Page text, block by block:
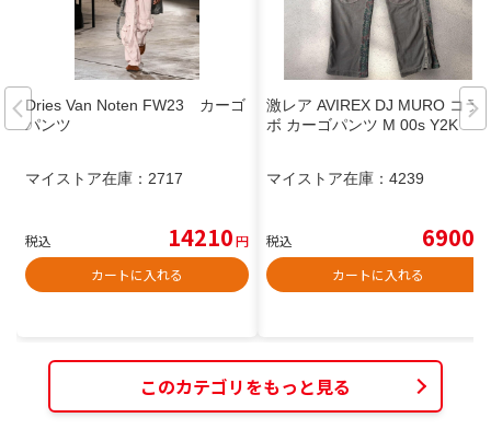
Dries Van Noten FW23 カーゴ
パンツ
マイストア在庫： 2717
税込 14210円
カートに入れる
激レア AVIREX DJ MURO コラ
ボ カーゴパンツ M 00s Y2K
マイストア在庫： 4239
税込 6900
カートに入れる
このカテゴリをもっと見る